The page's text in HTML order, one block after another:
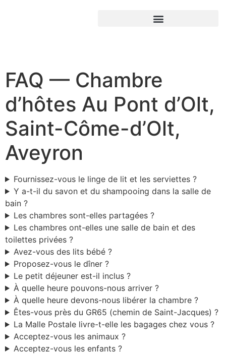
FAQ — Chambre
d’hôtes Au Pont d’Olt,
Saint-Côme-d’Olt,
Aveyron
Fournissez-vous le linge de lit et les serviettes ?
Y a-t-il du savon et du shampooing dans la salle de
bain ?
Les chambres sont-elles partagées ?
Les chambres ont-elles une salle de bain et des
toilettes privées ?
Avez-vous des lits bébé ?
Proposez-vous le dîner ?
Le petit déjeuner est-il inclus ?
À quelle heure pouvons-nous arriver ?
À quelle heure devons-nous libérer la chambre ?
Êtes-vous près du GR65 (chemin de Saint-Jacques) ?
La Malle Postale livre-t-elle les bagages chez vous ?
Acceptez-vous les animaux ?
Acceptez-vous les enfants ?